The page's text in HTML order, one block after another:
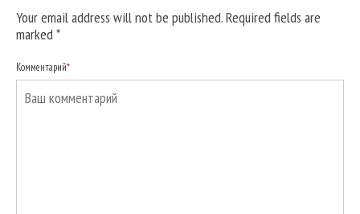
Your email address will not be published. Required fields are
marked*
Комментарий*